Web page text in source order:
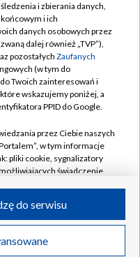
TVP
w likwidacji
i zbierania danych,
i ich
danych osobowych przez
dalej również „TVP”),
pozostałych Zaufanych
(w tym do
Twoich zainteresowań i
wskazujemy poniżej, a
PPID do Google.
przez Ciebie naszych
w tym informacje
pliki cookie, sygnalizatory
świadczenie
przez Ciebie
adresy IP, identyfikatory
do serwisu